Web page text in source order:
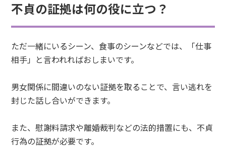
不貞の証拠は何の役に立つ？
ただ一緒にいるシーン、食事のシーンなどでは、「仕事
相手」と言われればおしまいです。
男女関係に間違いのない証拠を取ることで、言い逃れを
封じた話し合いができます。
また、慰謝料請求や離婚裁判などの法的措置にも、不貞
行為の証拠が必要です。